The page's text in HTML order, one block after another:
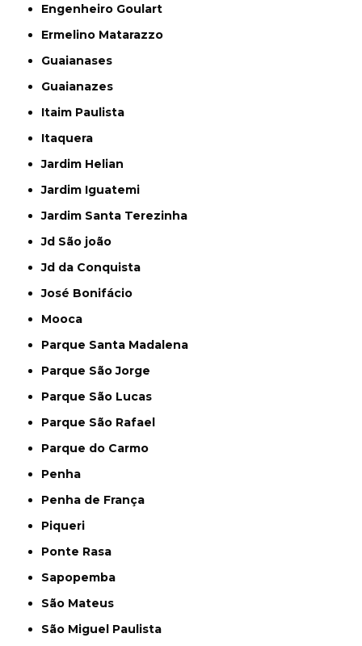
Engenheiro Goulart
Ermelino Matarazzo
Guaianases
Guaianazes
Itaim Paulista
Itaquera
Jardim Helian
Jardim Iguatemi
Jardim Santa Terezinha
Jd São joão
Jd da Conquista
José Bonifácio
Mooca
Parque Santa Madalena
Parque São Jorge
Parque São Lucas
Parque São Rafael
Parque do Carmo
Penha
Penha de França
Piqueri
Ponte Rasa
Sapopemba
São Mateus
São Miguel Paulista